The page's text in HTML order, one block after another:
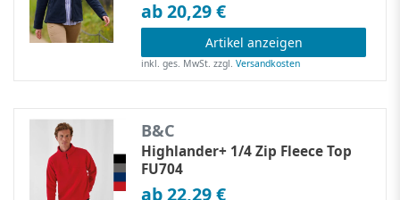
ab 20,29 €
Artikel anzeigen
inkl. ges. MwSt. zzgl.Versandkosten
B&C
Highlander+ 1/4 Zip Fleece Top
FU704
ab 22,29 €